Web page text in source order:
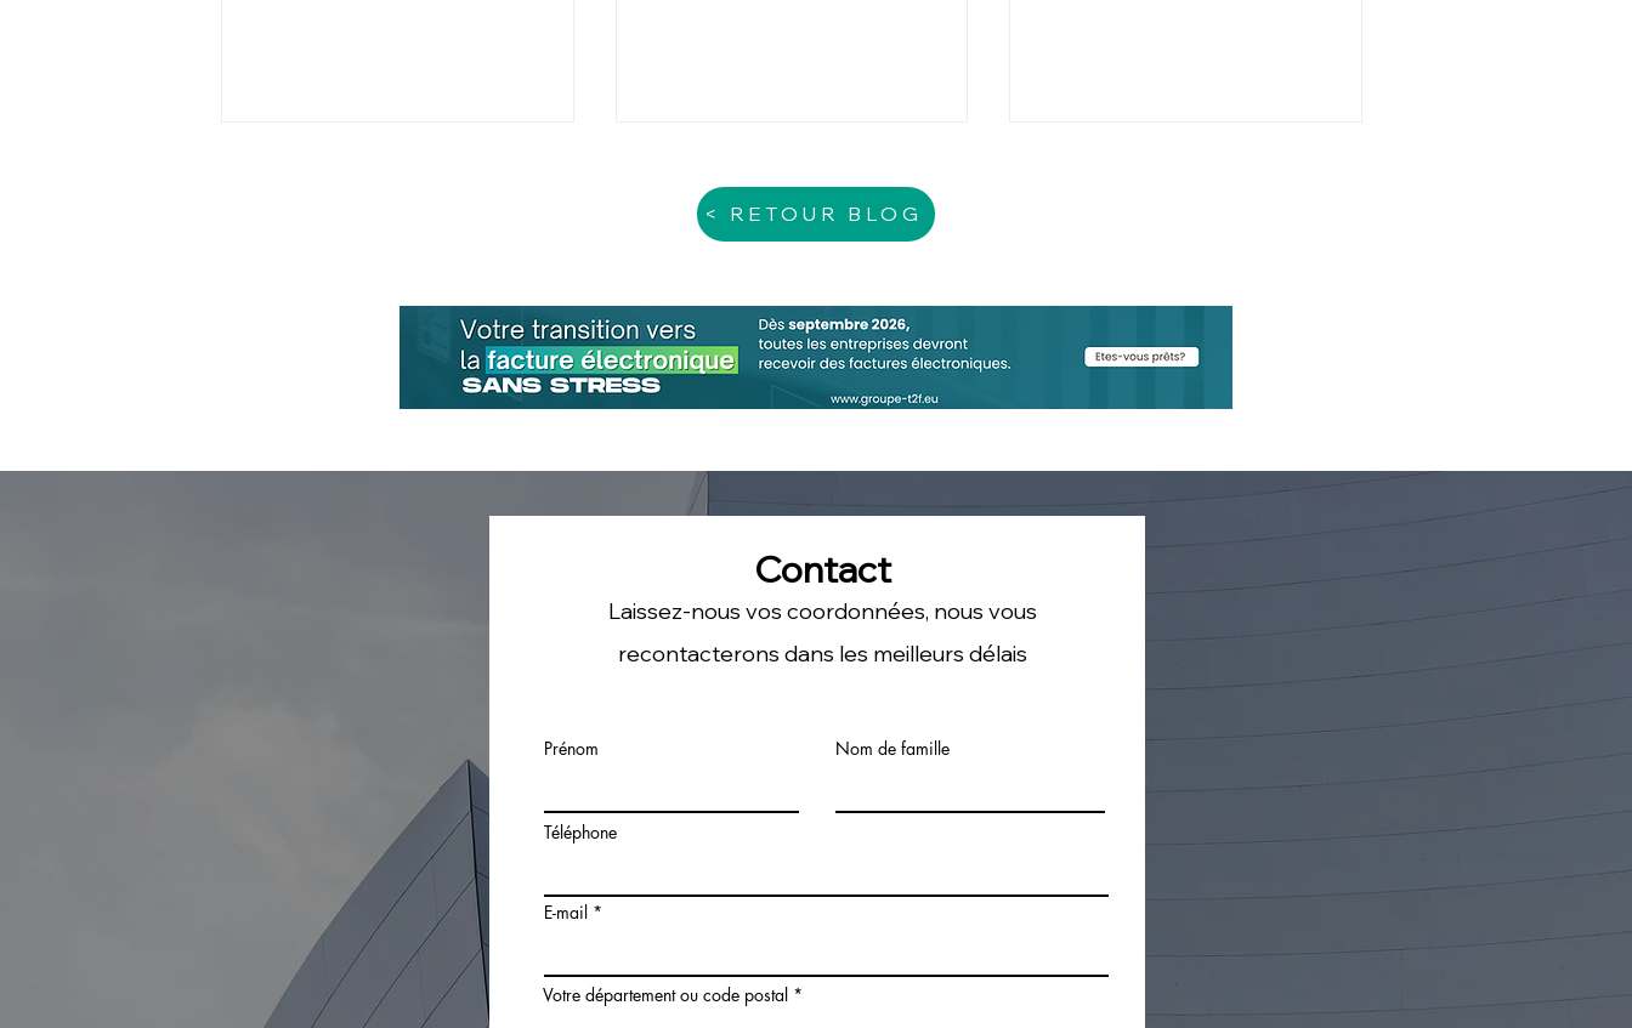
T2F-RH, les solutions paie
qui vont vous faire gagner
Comment l'externalisation
a-t-elle bouleversé la
gestion de la paie?
Coproduction de la Paie :
Ressources Humaines de
< RETOUR BLOG
Contact
Laissez-nous vos coordonnées, nous vous
recontacterons dans les meilleurs délais
Prénom Nom de famille
Téléphone
E-mail
Votre département ou code postal